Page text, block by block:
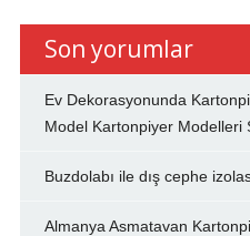
Son yorumlar
Ev Dekorasyonunda
Model Kartonpiyer Modelleri
Buzdolabı ile dış cephe
Almanya Asmatavan